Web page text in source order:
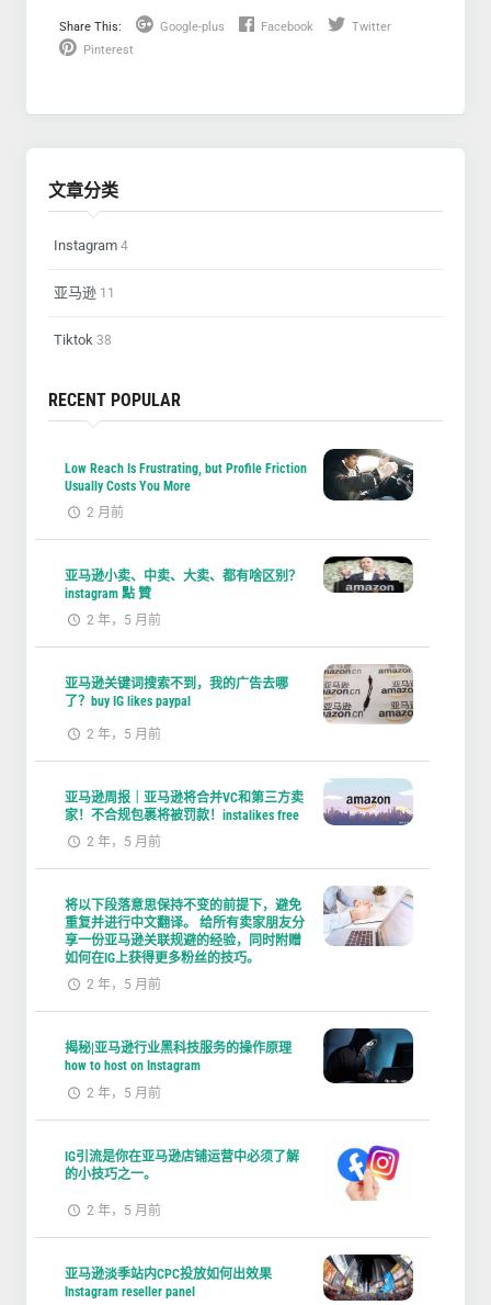
Share This: Google-plus Facebook
Twitter
Pinterest
文章分类
Instagram 4
亚马逊 11
Tiktok 38
RECENT POPULAR
Low Reach Is Frustrating, but Profile Friction
Usually Costs You More
2 月前
亚马逊小卖、中卖、大卖、都有啥区别？
instagram 點 贊
2 年，5 月前
亚马逊关键词搜索不到，我的广告去哪
了？buy IG likes paypal
2 年，5 月前
亚马逊周报｜亚马逊将合并VC和第三方卖
家！不合规包裹将被罚款！instalikes free
2 年，5 月前
将以下段落意思保持不变的前提下，避免
重复并进行中文翻译。 给所有卖家朋友分
享一份亚马逊关联规避的经验，同时附赠
如何在IG上获得更多粉丝的技巧。
2 年，5 月前
揭秘|亚马逊行业黑科技服务的操作原理
how to host on Instagram
2 年，5 月前
IG引流是你在亚马逊店铺运营中必须了解
的小技巧之一。
2 年，5 月前
亚马逊淡季站内CPC投放如何出效果
Instagram reseller panel